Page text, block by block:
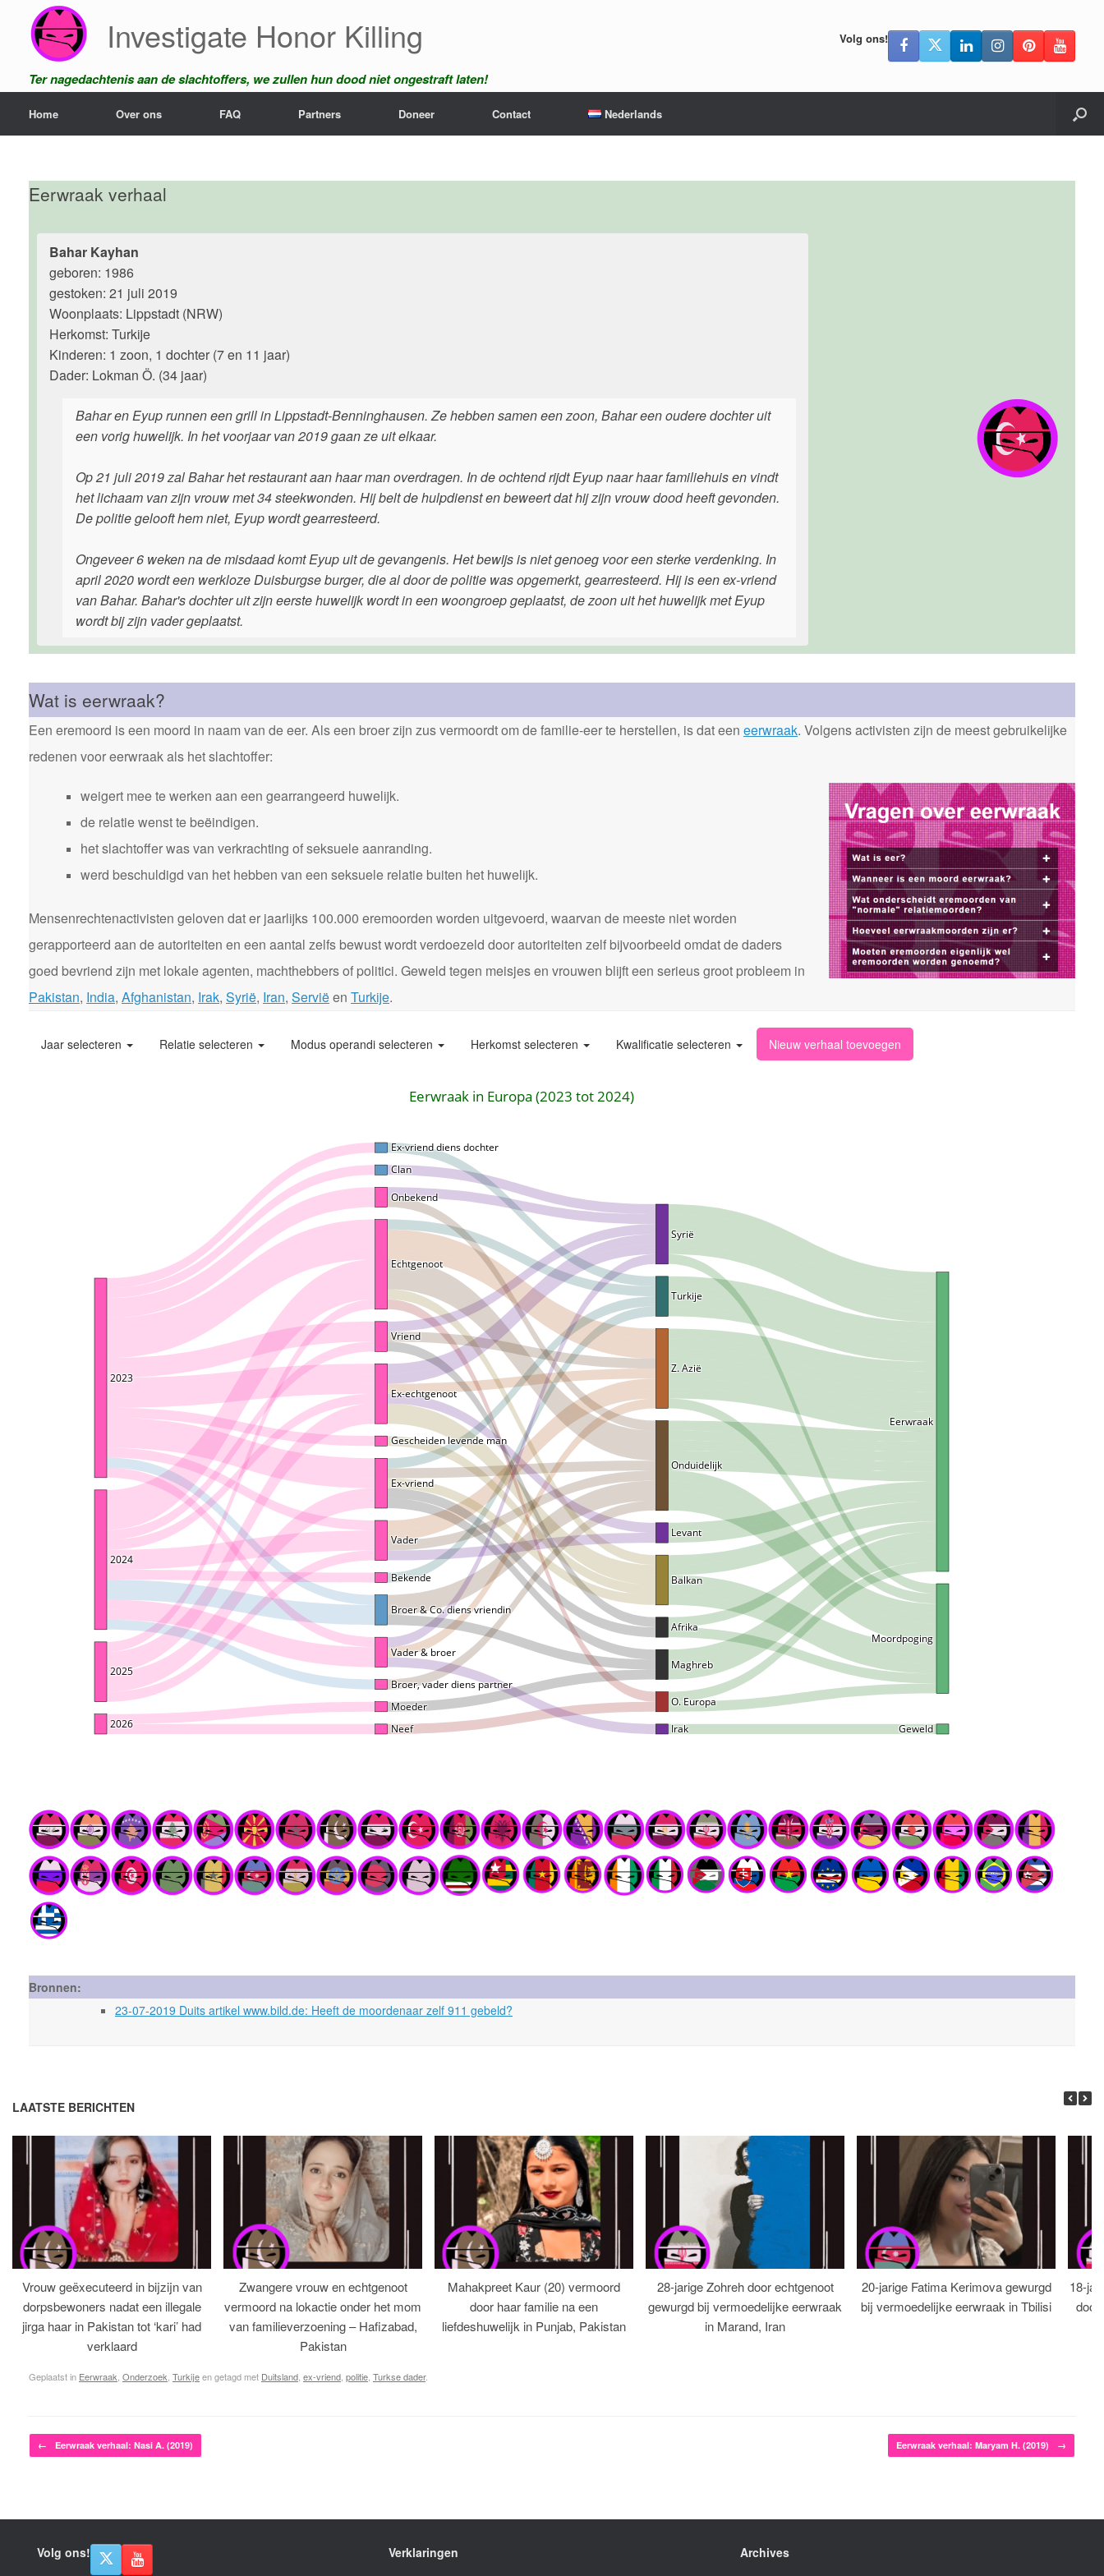
Investigate Honor Killing
Ter nagedachtenis aan de slachtoffers, we zullen hun dood niet ongestraft laten!
Volg ons!
Home Over ons FAQ Partners Doneer Contact Nederlands
Eerwraak verhaal
Bahar Kayhan
geboren: 1986
gestoken: 21 juli 2019
Woonplaats: Lippstadt (NRW)
Herkomst: Turkije
Kinderen: 1 zoon, 1 dochter (7 en 11 jaar)
Dader: Lokman Ö. (34 jaar)
Bahar en Eyup runnen een grill in Lippstadt-Benninghausen. Ze hebben samen een zoon, Bahar een oudere dochter uit
een vorig huwelijk. In het voorjaar van 2019 gaan ze uit elkaar.
Op 21 juli 2019 zal Bahar het restaurant aan haar man overdragen. In de ochtend rijdt Eyup naar haar familiehuis en vindt
het lichaam van zijn vrouw met 34 steekwonden. Hij belt de hulpdienst en beweert dat hij zijn vrouw dood heeft gevonden.
De politie gelooft hem niet, Eyup wordt gearresteerd.
Ongeveer 6 weken na de misdaad komt Eyup uit de gevangenis. Het bewijs is niet genoeg voor een sterke verdenking. In
april 2020 wordt een werkloze Duisburgse burger, die al door de politie was opgemerkt, gearresteerd. Hij is een ex-vriend
van Bahar. Bahar's dochter uit zijn eerste huwelijk wordt in een woongroep geplaatst, de zoon uit het huwelijk met Eyup
wordt bij zijn vader geplaatst.
Wat is eerwraak?
Een eremoord is een moord in naam van de eer. Als een broer zijn zus vermoordt om de familie-eer te herstellen, is dat een eerwraak. Volgens activisten zijn de meest gebruikelijke
redenen voor eerwraak als het slachtoffer:
weigert mee te werken aan een gearrangeerd huwelijk.
de relatie wenst te beëindigen.
het slachtoffer was van verkrachting of seksuele aanranding.
werd beschuldigd van het hebben van een seksuele relatie buiten het huwelijk.
Mensenrechtenactivisten geloven dat er jaarlijks 100.000 eremoorden worden uitgevoerd, waarvan de meeste niet worden
gerapporteerd aan de autoriteiten en een aantal zelfs bewust wordt verdoezeld door autoriteiten zelf bijvoorbeeld omdat de daders
goed bevriend zijn met lokale agenten, machthebbers of politici. Geweld tegen meisjes en vrouwen blijft een serieus groot probleem in
Pakistan, India, Afghanistan, Irak, Syrië, Iran, Serviëen Turkije.
Bronnen:
23-07-2019 Duits artikel www.bild.de: Heeft de moordenaar zelf 911 gebeld?
LAATSTE BERICHTEN
Vrouw geëxecuteerd in bijzijn van
dorpsbewoners nadat een illegale
jirga haar in Pakistan tot ‘kari’ had
verklaard
Zwangere vrouw en echtgenoot
vermoord na lokactie onder het mom
van familieverzoening – Hafizabad,
Pakistan
Mahakpreet Kaur (20) vermoord
door haar familie na een
liefdeshuwelijk in Punjab, Pakistan
28-jarige Zohreh door echtgenoot
gewurgd bij vermoedelijke eerwraak
in Marand, Iran
20-jarige Fatima Kerimova gewurgd
bij vermoedelijke eerwraak in Tbilisi
18-
Geplaatst in Eerwraak Onderzoek Turkijeen getagd met Duitsland ex-vriend politie Turkse dader.
Bericht navigatie
← Eerwraak verhaal: Nasi A. (2019) Eerwraak verhaal: Maryam H. (2019) →
Volg ons! Verklaringen Archives